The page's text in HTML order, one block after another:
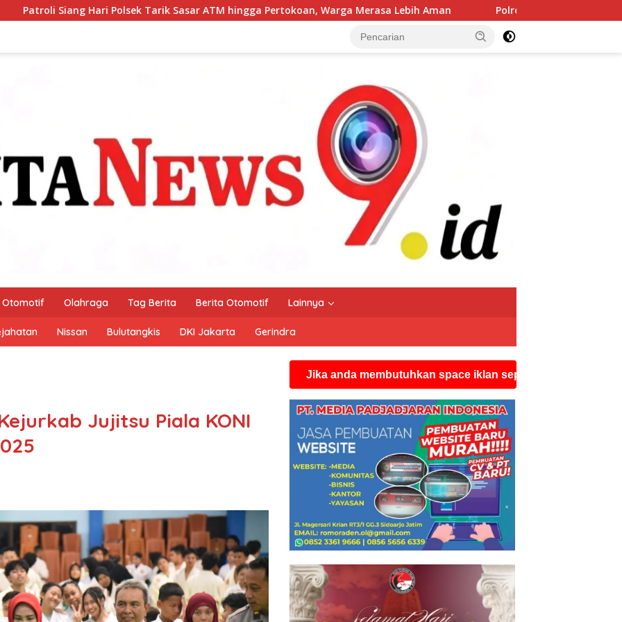
Tarik Sasar ATM hingga Pertokoan, Warga Merasa Lebih Aman Polres Jombang Gelar Apel Siaga Bencana, Perkuat
Otomotif Olahraga Tag Berita Berita Otomotif Lainnya
Nissan Bulutangkis DKI Jakarta Gerindra
Jujitsu Piala KONI
Jika anda membutuhkan space iklan seperti ini silahkan hubungi